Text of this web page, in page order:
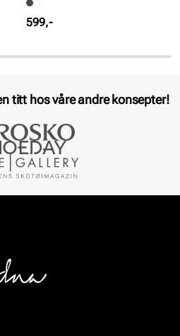
Pris
599,-
titt hos våre andre konsepter!